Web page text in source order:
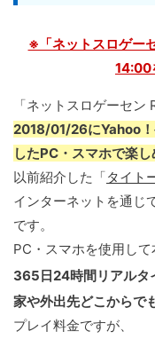
※「ネットスロゲー
14:00
「ネットスロゲーセン
2018/01/26にYahoo！
したPC・スマホで楽し
以前紹介した「タイト
インターネットを通じ
です。
PC・スマホを使用して
365日24時間リアルタ
家や外出先どこからで
プレイ料金ですが、